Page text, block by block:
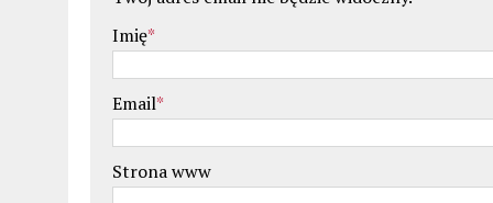
Imię*
Email*
Strona www